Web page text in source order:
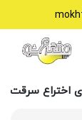
اختراع سرقت